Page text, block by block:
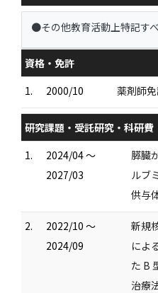
●その他教育活動上特記す
資格・免許
1.
2000/10 薬剤師
研究課題・受託研究・科研費
1.
2024/04 ～
2027/03
膵臓
ルブ
供与
2.
2022/10 ～
2024/09
新規
によ
た B
治療